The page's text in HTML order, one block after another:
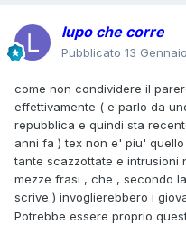
lupo che corre
Pubblicato 13
come non condividere il
effettivamente ( e parlo da
repubblica e quindi sta
anni fa ) tex non e' piu'
tante scazzottate e intrusioni
mezze frasi , che , secondo
scrive ) invoglierebbero i
Potrebbe essere proprio